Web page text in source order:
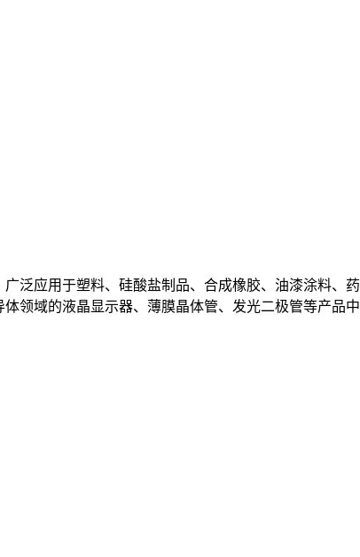
泛应用于塑料、硅酸盐制品、合成橡胶、油漆涂料、
领域的液晶显示器、薄膜晶体管、发光二极管等产品中